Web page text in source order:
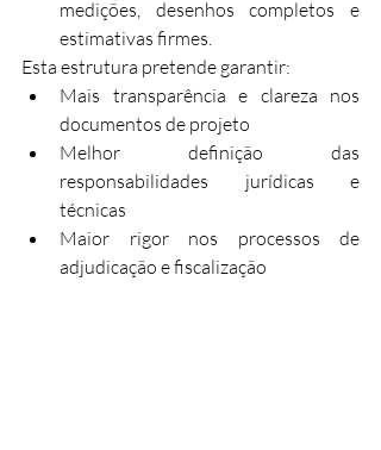
medições, desenhos completos e
estimativas firmes.
Esta estrutura pretende garantir:
Mais transparência e clareza nos
documentos de projeto
Melhor definição das
responsabilidades jurídicas e
técnicas
Maior rigor nos processos de
adjudicação e fiscalização